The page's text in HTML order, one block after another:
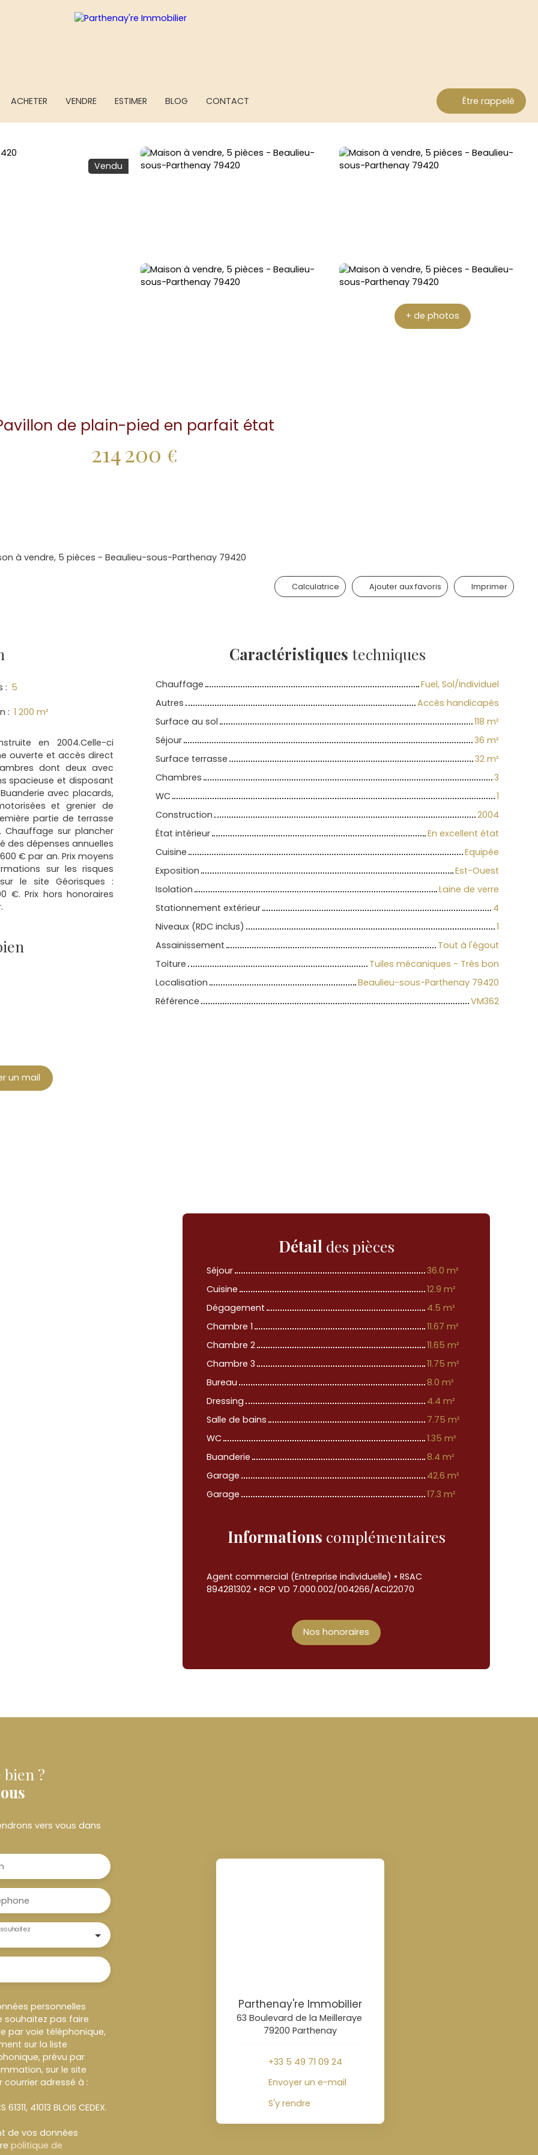
ACHETER VENDRE ESTIMER BLOG CONTACT Être rappelé
Vendu
+ de photos
de plain-pied en parfait état
214 200 €
à vendre, 5 pièces - Beaulieu-sous-Parthenay 79420
Calculatrice Ajouter aux favoris Imprimer
: 5
: 1 200 m²
en 2004.Celle-ci
ouverte et accès direct
dont deux avec
spacieuse et disposant
avec placards,
et grenier de
partie de terrasse
Chauffage sur plancher
des dépenses annuelles
€ par an. Prix moyens
sur les risques
le site Géorisques :
€. Prix hors honoraires
un mail
Caractéristiques techniques
Chauffage
Fuel, Sol/Individuel
Autres
Accès handicapés
Surface au sol
118 m²
Séjour
36 m²
Surface terrasse
32 m²
Chambres
3
WC
1
Construction
2004
État intérieur
En excellent état
Cuisine
Equipée
Exposition
Est-Ouest
Isolation
Laine de verre
Stationnement extérieur
4
Niveaux (RDC inclus)
1
Assainissement
Tout à l'égout
Toiture
Tuiles mécaniques - Très bon
Localisation
Beaulieu-sous-Parthenay 79420
Référence
VM362
Détail des pièces
Séjour
36.0 m²
Cuisine
12.9 m²
Dégagement
4.5 m²
Chambre 1
11.67 m²
Chambre 2
11.65 m²
Chambre 3
11.75 m²
Bureau
8.0 m²
Dressing
4.4 m²
Salle de bains
7.75 m²
WC
1.35 m²
Buanderie
8.4 m²
Garage
42.6 m²
Garage
17.3 m²
Informations complémentaires
Agent commercial (Entreprise individuelle) • RSAC
894281302 • RCP VD 7.000.002/004266/ACI22070
Nos honoraires
?
vers vous dans
personnelles
souhaitez pas faire
par voie téléphonique,
sur la liste
prévu par
sur le site
adressé à :
41013 BLOIS CEDEX.
de vos données
politique de
Parthenay're Immobilier
63 Boulevard de la Meilleraye
79200 Parthenay
+33 5 49 71 09 24
Envoyer un e-mail
S'y rendre